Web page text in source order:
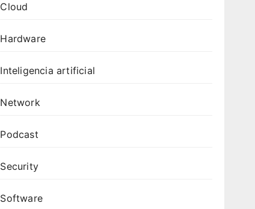
Cloud
Hardware
Inteligencia artificial
Network
Podcast
Security
Software